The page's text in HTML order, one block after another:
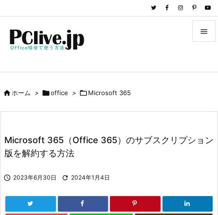

前へ
次へ
ホーム > office > Microsoft 365
Microsoft 365（Office 365）のサブスクリプション
版を解約する方法
 2023年6月30日  2024年1月4日